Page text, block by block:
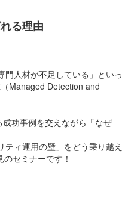
る理由
門人材が不足している」といっ
Managed Detection and
功事例を交えながら「なぜ
ィ運用の壁」をどう乗り越え
セミナーです！